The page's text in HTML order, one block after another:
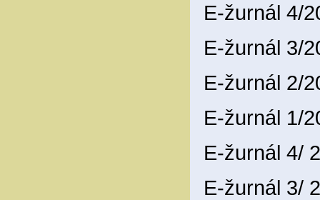
E-žurnál 4/
E-žurnál 3/
E-žurnál 2/
E-žurnál 1/
E-žurnál 4/
E-žurnál 3/